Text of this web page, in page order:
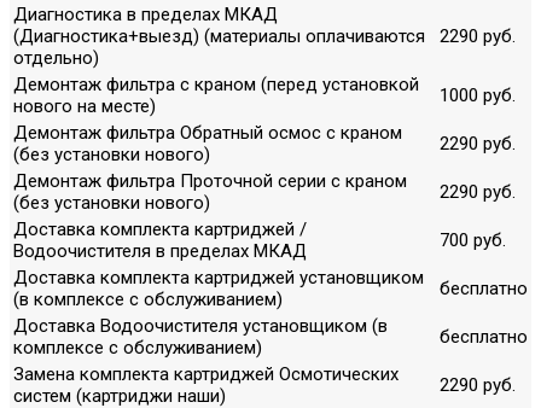
Диагностика в пределах МКАД
(Диагностика+выезд) (материалы оплачиваются
отдельно)
2290 руб.
Демонтаж фильтра с краном (перед установкой
нового на месте)
1000 руб.
Демонтаж фильтра Обратный осмос с краном
(без установки нового)
2290 руб.
Демонтаж фильтра Проточной серии с краном
(без установки нового)
2290 руб.
Доставка комплекта картриджей /
Водоочистителя в пределах МКАД
700 руб.
Доставка комплекта картриджей установщиком
(в комплексе с обслуживанием)
бесплатно
Доставка Водоочистителя установщиком (в
комплексе с обслуживанием)
бесплатно
Замена комплекта картриджей Осмотических
систем (картриджи наши)
2290 руб.